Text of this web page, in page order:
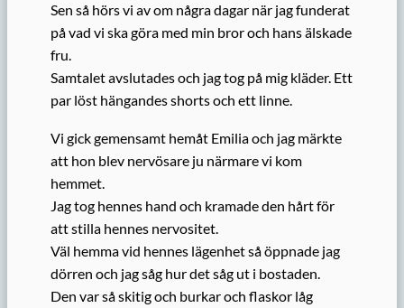
Sen så hörs vi av om några dagar när jag funderat
på vad vi ska göra med min bror och hans älskade
fru.
Samtalet avslutades och jag tog på mig kläder. Ett
par löst hängandes shorts och ett linne.
Vi gick gemensamt hemåt Emilia och jag märkte
att hon blev nervösare ju närmare vi kom
hemmet.
Jag tog hennes hand och kramade den hårt för
att stilla hennes nervositet.
Väl hemma vid hennes lägenhet så öppnade jag
dörren och jag såg hur det såg ut i bostaden.
Den var så skitig och burkar och flaskor låg